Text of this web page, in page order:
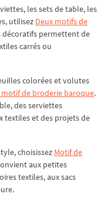
les sets de table, les
utilisez Deux motifs de
décoratifs permettent de
carrés ou
colorées et volutes
de broderie baroque.
des serviettes
textiles et des projets de
choisissez Motif de
aux petites
textiles, aux sacs